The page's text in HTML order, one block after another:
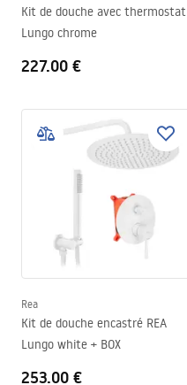
Kit de douche avec thermostat
Lungo chrome
227.00 €
Rea
Kit de douche encastré REA
Lungo white + BOX
253.00 €